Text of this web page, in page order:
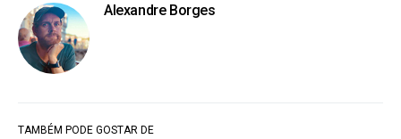
Alexandre Borges
TAMBÉM PODE GOSTAR DE